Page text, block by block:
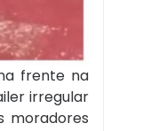
frente na
irregular
moradores